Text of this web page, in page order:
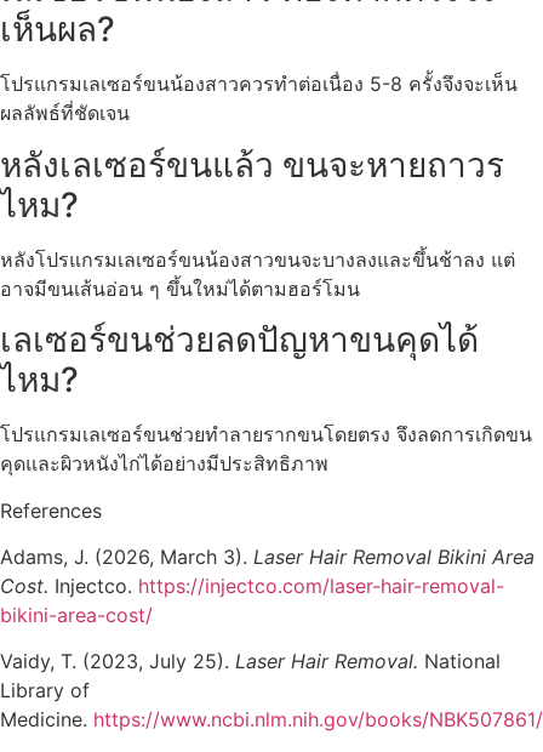
เห็นผล?
โปรแกรมเลเซอร์ขนน้องสาวควรทำต่อเนื่อง 5-8 ครั้งจึงจะเห็น
ผลลัพธ์ที่ชัดเจน
หลังเลเซอร์ขนแล้ว ขนจะหายถาวร
ไหม?
หลังโปรแกรมเลเซอร์ขนน้องสาวขนจะบางลงและขึ้นช้าลง แต่
อาจมีขนเส้นอ่อน ๆ ขึ้นใหม่ได้ตามฮอร์โมน
เลเซอร์ขนช่วยลดปัญหาขนคุดได้
ไหม?
โปรแกรมเลเซอร์ขนช่วยทำลายรากขนโดยตรง จึงลดการเกิดขน
คุดและผิวหนังไก่ได้อย่างมีประสิทธิภาพ
References
Adams, J. (2026, March 3). Laser Hair Removal Bikini Area
Cost. Injectco. https://injectco.com/laser-hair-removal-
bikini-area-cost/
Vaidy, T. (2023, July 25). Laser Hair Removal. National
Library of
Medicine. https://www.ncbi.nlm.nih.gov/books/NBK507861/